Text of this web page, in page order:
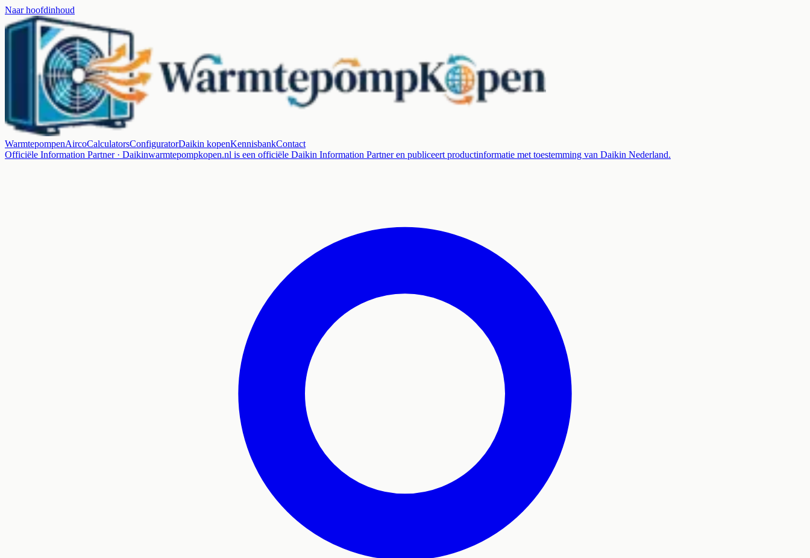
Naar hoofdinhoud
WarmtepompenAircoCalculatorsConfiguratorDaikin kopenKennisbankContact
Officiële Information Partner · Daikinwarmtepompkopen.nl is een officiële Daikin Information Partner en publiceert productinformatie met toestemming van Daikin Nederland.